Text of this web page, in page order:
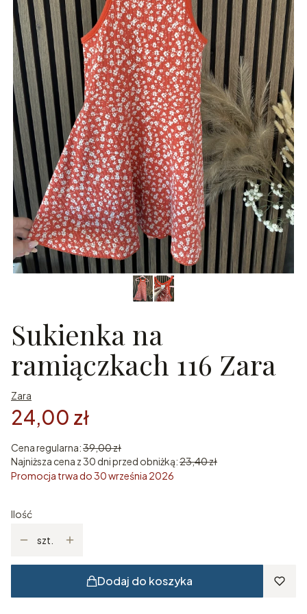
Sukienka na
ramiączkach 116 Zara
Zara
24,00 zł
Cena regularna:39,00 zł
Najniższa cena z 30 dni przed obniżką:23,40 zł
Promocja trwa do 30 września 2026
Ilość
szt.
Dodaj do koszyka